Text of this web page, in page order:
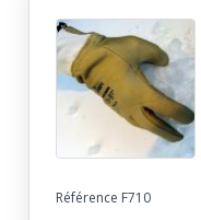
gants de
protection par
cher!
Référence F710